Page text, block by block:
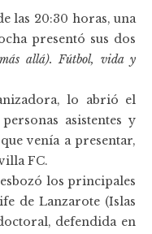
las 20:30 horas, una
presentó sus dos
allá). Fútbol, vida y
lo abrió el
asistentes y
venía a presentar,
FC.
los principales
de Lanzarote (Islas
defendida en